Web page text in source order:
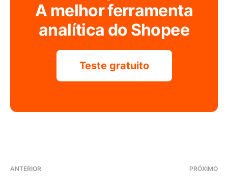
A melhor ferramenta
analítica do Shopee
Teste gratuito
ANTERIOR PRÓXIMO